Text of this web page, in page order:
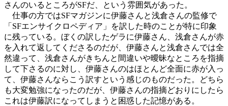
さんのいるところがSFだ、という雰囲気があった。
仕事の方ではSFマガジンに伊藤さんと浅倉さんの監修で
「SFエンサイクロペディア」を訳した時のことが特に印象
に残っている。ぼくの訳したゲラに伊藤さん、浅倉さんが赤
を入れて返してくださるのだが、伊藤さんと浅倉さんでは全
然違って、浅倉さんがきちんと間違いや曖昧なところを指摘
して下さるのに対し、伊藤さんのはほとんど全面に赤が入っ
て、伊藤さんならこう訳すという感じのものだった。どちら
も大変勉強になったのだが、伊藤さんの指摘どおりにしたら
これは伊藤訳になってしまうと困惑した記憶がある。